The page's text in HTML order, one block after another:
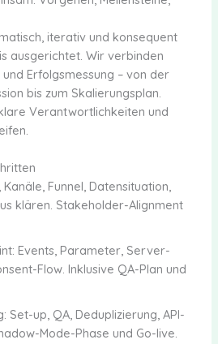
iterativ und konsequent
ausgerichtet. Wir verbinden
Erfolgsmessung – von der
bis zum Skalierungsplan.
Verantwortlichkeiten und
Funnel, Datensituation,
klären. Stakeholder-Alignment
Events, Parameter, Server-
Flow. Inklusive QA-Plan und
Set-up, QA, Deduplizierung, API-
Mode-Phase und Go-live.